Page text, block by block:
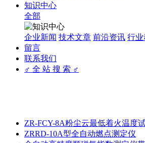
知识中心
全部
企业新闻 技术文章 前沿资讯 行
留言
联系我们
♂ 全 站 搜 索 ♂
ZR-FCY-8A粉尘云最低着火温度
ZRRD-10A型全自动燃点测定仪